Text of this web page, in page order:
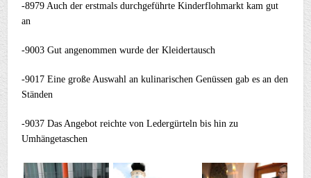
-8979 Auch der erstmals durchgeführte Kinderflohmarkt kam gut
an
-9003 Gut angenommen wurde der Kleidertausch
-9017 Eine große Auswahl an kulinarischen Genüssen gab es an den
Ständen
-9037 Das Angebot reichte von Ledergürteln bis hin zu
Umhängetaschen